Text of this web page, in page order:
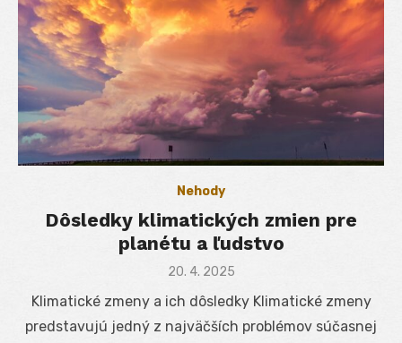
Nehody
Dôsledky klimatických zmien pre
planétu a ľudstvo
Posted
20. 4. 2025
Klimatické zmeny a ich dôsledky Klimatické zmeny
predstavujú jedný z najväčších problémov súčasnej